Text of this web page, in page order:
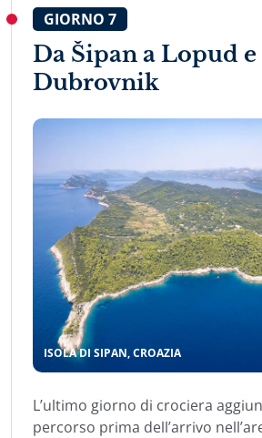
GIORNO 7
Da Šipan a Lopud
Dubrovnik
ISOLA DI SIPAN, CROAZIA
L’ultimo giorno di crociera
percorso prima dell’arrivo